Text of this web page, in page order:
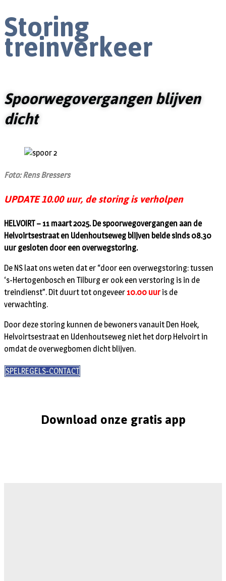
Storing
treinverkeer
Spoorwegovergangen blijven
dicht
Foto: Rens Bressers
UPDATE 10.00 uur, de storing is verholpen
HELVOIRT – 11 maart 2025. De spoorwegovergangen aan de
Helvoirtsestraat en Udenhoutseweg blijven beide sinds 08.30
uur gesloten door een overwegstoring.
De NS laat ons weten dat er “door een overwegstoring: tussen
‘s-Hertogenbosch en Tilburg er ook een verstoring is in de
treindienst”. Dit duurt tot ongeveer10.00 uuris de
verwachting.
Door deze storing kunnen de bewoners vanauit Den Hoek,
Helvoirtsestraat en Udenhoutseweg niet het dorp Helvoirt in
omdat de overwegbomen dicht blijven.
SPELREGELS-CONTACT
Download onze gratis app